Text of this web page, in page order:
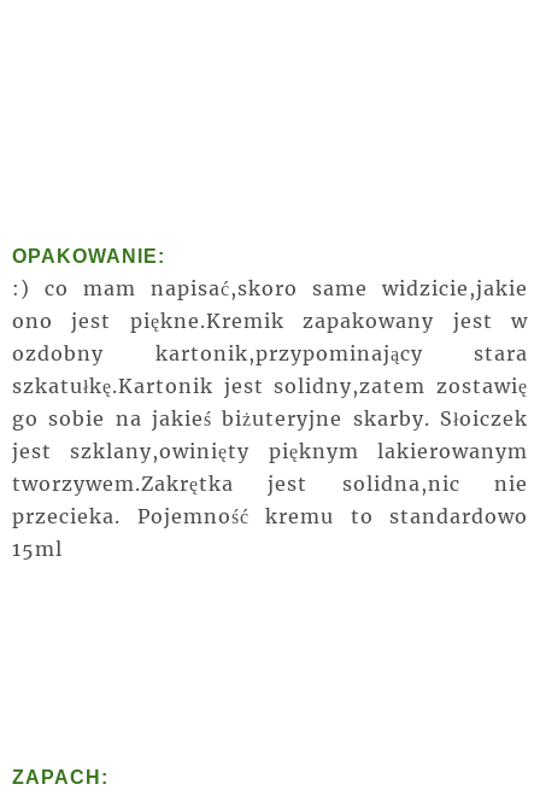
OPAKOWANIE:
:) co mam napisać,skoro same widzicie,jakie
ono jest piękne.Kremik zapakowany jest w
ozdobny kartonik,przypominający stara
szkatułkę.Kartonik jest solidny,zatem zostawię
go sobie na jakieś biżuteryjne skarby. Słoiczek
jest szklany,owinięty pięknym lakierowanym
tworzywem.Zakrętka jest solidna,nic nie
przecieka. Pojemność kremu to standardowo
15ml
ZAPACH: